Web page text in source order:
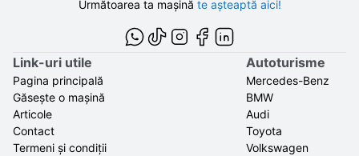
Următoarea ta mașină te așteaptă aici!
Link-uri utile
Pagina principală
Găsește o mașină
Articole
Contact
Termeni și condiții
Autoturisme
Mercedes-Benz
BMW
Audi
Toyota
Volkswagen